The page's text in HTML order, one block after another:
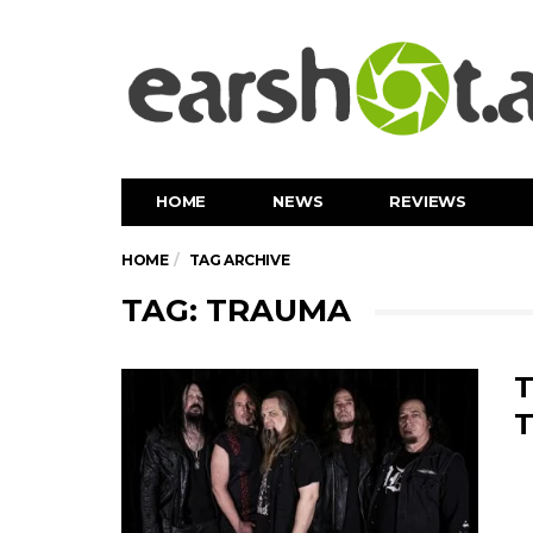
HOME NEWS REVIEWS
HOME TAG ARCHIVE
TAG: TRAUMA